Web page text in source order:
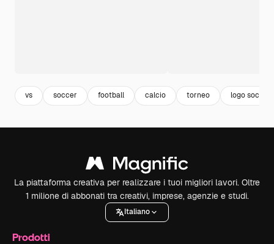
vs soccer football calcio torneo logo soccer
La piattaforma creativa per realizzare i tuoi migliori lavori. Oltre
1 milione di abbonati tra creativi, imprese, agenzie e studi.
Italiano
Prodotti